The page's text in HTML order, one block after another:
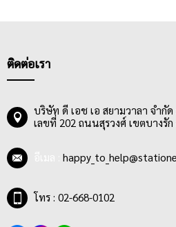
ติดต่อเรา
บริษัท ดี เอช เอ สยามวาลา จำกัด
เลขที่ 202 ถนนสุรวงศ์ เขตบางรั
โทร : 02-668-0102